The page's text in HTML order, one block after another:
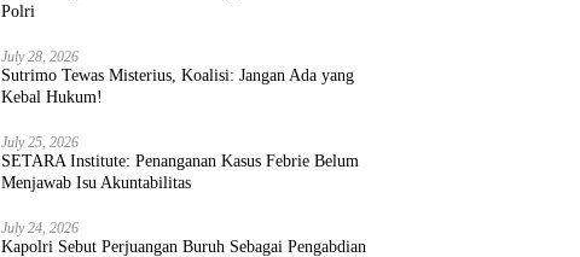
Polri
July 28, 2026
Sutrimo Tewas Misterius, Koalisi: Jangan Ada yang
Kebal Hukum!
July 25, 2026
SETARA Institute: Penanganan Kasus Febrie Belum
Menjawab Isu Akuntabilitas
July 24, 2026
Kapolri Sebut Perjuangan Buruh Sebagai Pengabdian